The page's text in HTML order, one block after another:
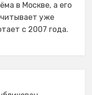
в Москве, а его
уже
с 2007 года.